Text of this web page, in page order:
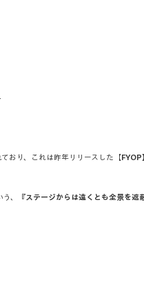
おり、これは昨年リリースした【FYOP
う、『ステージからは遠くとも全景を遮